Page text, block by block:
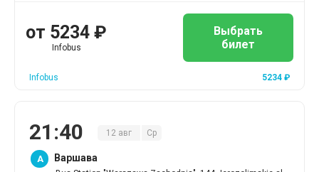
от 5234 ₽
Infobus
Выбрать
билет
Infobus 5234 ₽
21 :40 12 авг Ср
A Варшава